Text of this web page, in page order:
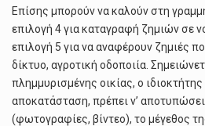
Επίσης μπορούν να καλούν στη
επιλογή 4 για καταγραφή ζημιών σε
επιλογή 5 για να αναφέρουν ζημιές
δίκτυο, αγροτική οδοποιία.
πλημμυρισμένης οικίας, ο
αποκατάσταση, πρέπει ν’
(φωτογραφίες, βίντεο), το μέγεθος